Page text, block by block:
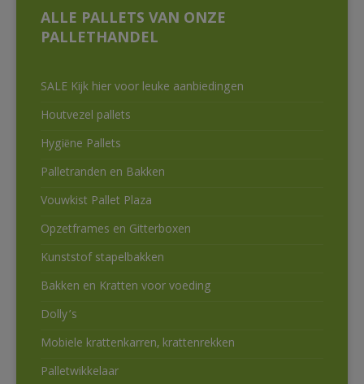
ALLE PALLETS VAN ONZE
PALLETHANDEL
SALE Kijk hier voor leuke aanbiedingen
Houtvezel pallets
Hygiëne Pallets
Palletranden en Bakken
Vouwkist Pallet Plaza
Opzetframes en Gitterboxen
Kunststof stapelbakken
Bakken en Kratten voor voeding
Dolly’s
Mobiele krattenkarren, krattenrekken
Palletwikkelaar